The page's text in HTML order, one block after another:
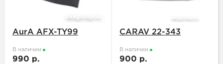
AurA AFX-TY99
В наличии
990 р.
CARAV 22-343
В наличии
900 р.